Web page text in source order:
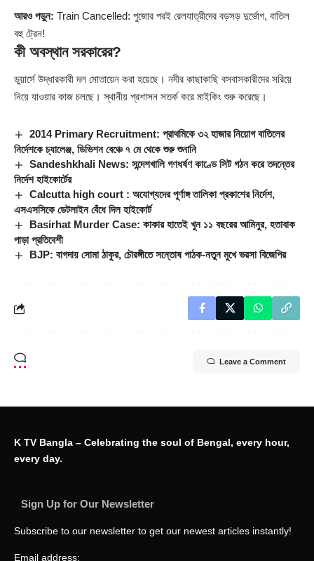
আরও পড়ুন: Train Cancelled: পুজোর পরই রেলযাত্রীদের বড়সড় দুর্ভোগ, বাতিল
বহু ট্রেন!
কী অবস্থান সরকারের?
ডুয়ার্সে উদ্ধারকারী দল মোতায়েন করা হয়েছে। নদীর কাছাকাছি বসবাসকারীদের সরিয়ে
নিয়ে যাওয়ার কাজ চলছে। স্থানীয় প্রশাসন সতর্ক করে মাইকিং শুরু করেছে।
2014 Primary Recruitment: প্রাথমিকে ৩২ হাজার নিয়োগ বাতিলের
নির্দেশকে চ্যালেঞ্জ, ডিভিশন বেঞ্চে ৭ মে থেকে শুরু শুনানি
Sandeshkhali News: সন্দেশখালি গণধর্ষণ কাণ্ডে সিট গঠন করে তদন্তের
নির্দেশ হাইকোর্টের
Calcutta high court : অযোগ্যদের পূর্ণাঙ্গ তালিকা প্রকাশের নির্দেশ,
এসএসসিকে ডেটলাইন বেঁধে দিল হাইকোর্ট
Basirhat Murder Case: কাকার হাতেই খুন ১১ বছরের আমিনুর, হতাবাক
পাড়া প্রতিবেশী
BJP: বাগদায় সোমা ঠাকুর, চৌরঙ্গীতে সন্তোষ পাঠক-নতুন মুখে ভরসা বিজেপির
Leave a Comment
K TV Bangla – Celebrating the soul of Bengal, every hour,
every day.
Sign Up for Our Newsletter
Subscribe to our newsletter to get our newest articles instantly!
Email address: